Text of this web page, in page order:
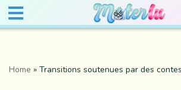
Home » Transitions soutenues par des